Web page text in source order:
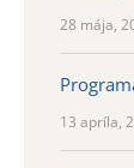
28 mája,
13 apríla,